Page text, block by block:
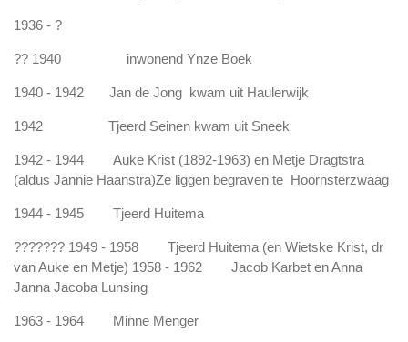
1936 - ?
?? 1940 inwonend Ynze Boek
1940 - 1942 Jan de Jong kwam uit Haulerwijk
1942 Tjeerd Seinen kwam uit Sneek
1942 - 1944 Auke Krist (1892-1963) en Metje Dragtstra
(aldus Jannie Haanstra)Ze liggen begraven te Hoornsterzwaag
1944 - 1945 Tjeerd Huitema
??????? 1949 - 1958 Tjeerd Huitema (en Wietske Krist, dr
van Auke en Metje) 1958 - 1962
Jacob Karbet en Anna
Janna Jacoba Lunsing
1963 - 1964 Minne Menger